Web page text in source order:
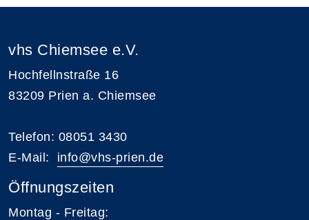
vhs Chiemsee e.V.
Hochfellnstraße 16
83209 Prien a. Chiemsee
Telefon: 08051 3430
E-Mail: info@vhs-prien.de
Öffnungszeiten
Montag - Freitag: